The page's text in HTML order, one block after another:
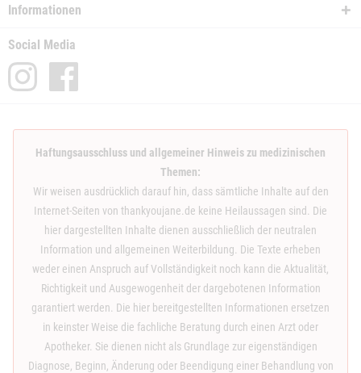
Informationen
Social Media
Haftungsausschluss und allgemeiner Hinweis zu medizinischen
Themen:
Wir weisen ausdrücklich darauf hin, dass sämtliche Inhalte auf den
Internet-Seiten von thankyoujane.de keine Heilaussagen sind. Die
hier dargestellten Inhalte dienen ausschließlich der neutralen
Information und allgemeinen Weiterbildung. Die Texte erheben
weder einen Anspruch auf Vollständigkeit noch kann die Aktualität,
Richtigkeit und Ausgewogenheit der dargebotenen Information
garantiert werden. Die hier bereitgestellten Informationen ersetzen
in keinster Weise die fachliche Beratung durch einen Arzt oder
Apotheker. Sie dienen nicht als Grundlage zur eigenständigen
Diagnose, Beginn, Änderung oder Beendigung einer Behandlung von